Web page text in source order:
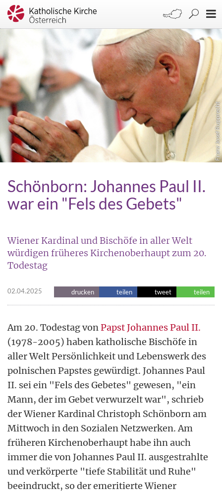
Franz Josef Rupprecht
Schönborn: Johannes Paul II.
war ein "Fels des Gebets"
Wiener Kardinal und Bischöfe in aller Welt
würdigen früheres Kirchenoberhaupt zum 20.
Todestag
02.04.2025 drucken teilen tweet teilen
Am 20. Todestag vonPapst Johannes Paul II.
(1978-2005) haben katholische Bischöfe in
aller Welt Persönlichkeit und Lebenswerk des
polnischen Papstes gewürdigt. Johannes Paul
II. sei ein "Fels des Gebetes" gewesen, "ein
Mann, der im Gebet verwurzelt war", schrieb
der Wiener Kardinal Christoph Schönborn am
Mittwoch in den Sozialen Netzwerken. Am
früheren Kirchenoberhaupt habe ihn auch
immer die von Johannes Paul II. ausgestrahlte
und verkörperte "tiefe Stabilität und Ruhe"
beeindruckt, so der emeritierte Wiener